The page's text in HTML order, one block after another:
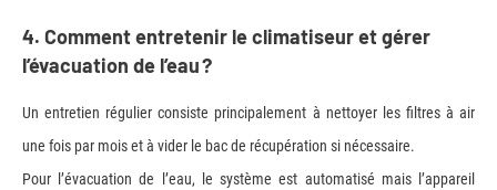
4. Comment entretenir le climatiseur et gérer
l’évacuation de l’eau ?
Un entretien régulier consiste principalement à nettoyer les filtres à air
une fois par mois et à vider le bac de récupération si nécessaire.
Pour l’évacuation de l’eau, le système est automatisé mais l’appareil